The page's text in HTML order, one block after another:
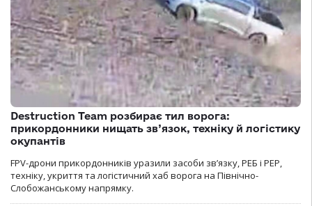
Destruction Team розбирає тил ворога:
прикордонники нищать зв’язок, техніку й логістику
окупантів
FPV-дрони прикордонників уразили засоби зв’язку, РЕБ і РЕР,
техніку, укриття та логістичний хаб ворога на Північно-
Слобожанському напрямку.